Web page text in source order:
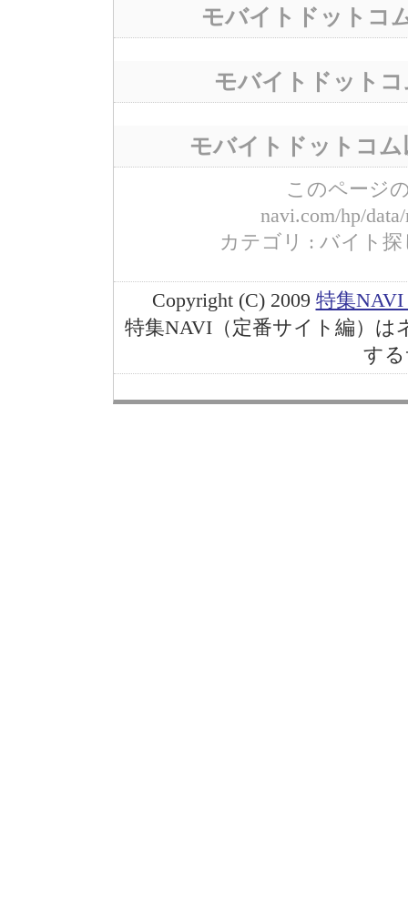
モバイトドットコ
モバイトドット
モバイトドットコ
このページ
navi.com/hp/
カテゴリ : バイト
Copyright (C) 2009 特集
特集NAVI（定番サイト編）
す